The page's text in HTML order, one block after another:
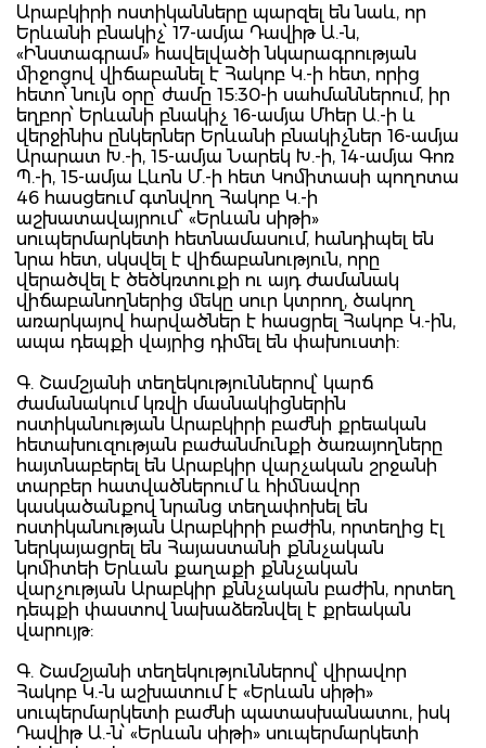
Արաբկիրի ոստիկանները պարզել են նաև, որ
Երևանի բնակիչ՝ 17-ամյա Դավիթ Ա.-ն,
«Ինստագրամ» հավելվածի նկարագրության
միջոցով վիճաբանել է Հակոբ Կ.-ի հետ, որից
հետո՝ նույն օրը՝ ժամը 15:30-ի սահմաններում, իր
եղբոր՝ Երևանի բնակիչ 16-ամյա Մհեր Ա.-ի և
վերջինիս ընկերներ Երևանի բնակիչներ 16-ամյա
Արարատ Խ.-ի, 15-ամյա Նարեկ Խ.-ի, 14-ամյա Գոռ
Պ.-ի, 15-ամյա Լևոն Մ.-ի հետ Կոմիտասի պողոտա
46 հասցեում գտնվող Հակոբ Կ.-ի
աշխատավայրում՝ «Երևան սիթի»
սուպերմարկետի հետնամասում, հանդիպել են
նրա հետ, սկսվել է վիճաբանություն, որը
վերածվել է ծեծկռտուքի ու այդ ժամանակ
վիճաբանողներից մեկը սուր կտրող, ծակող
առարկայով հարվածներ է հասցրել Հակոբ Կ.-ին,
ապա դեպքի վայրից դիմել են փախուստի:
Գ. Շամշյանի տեղեկություններով՝ կարճ
ժամանակում կռվի մասնակիցներին
ոստիկանության Արաբկիրի բաժնի քրեական
հետախուզության բաժանմունքի ծառայողները
հայտնաբերել են Արաբկիր վարչական շրջանի
տարբեր հատվածներում և հիմնավոր
կասկածանքով նրանց տեղափոխել են
ոստիկանության Արաբկիրի բաժին, որտեղից էլ
ներկայացրել են Հայաստանի քննչական
կոմիտեի Երևան քաղաքի քննչական
վարչության Արաբկիր քննչական բաժին, որտեղ
դեպքի փաստով նախաձեռնվել է քրեական
վարույթ:
Գ. Շամշյանի տեղեկություններով՝ վիրավոր
Հակոբ Կ.-ն աշխատում է «Երևան սիթի»
սուպերմարկետի բաժնի պատասխանատու, իսկ
Դավիթ Ա.-ն՝ «Երևան սիթի» սուպերմարկետի